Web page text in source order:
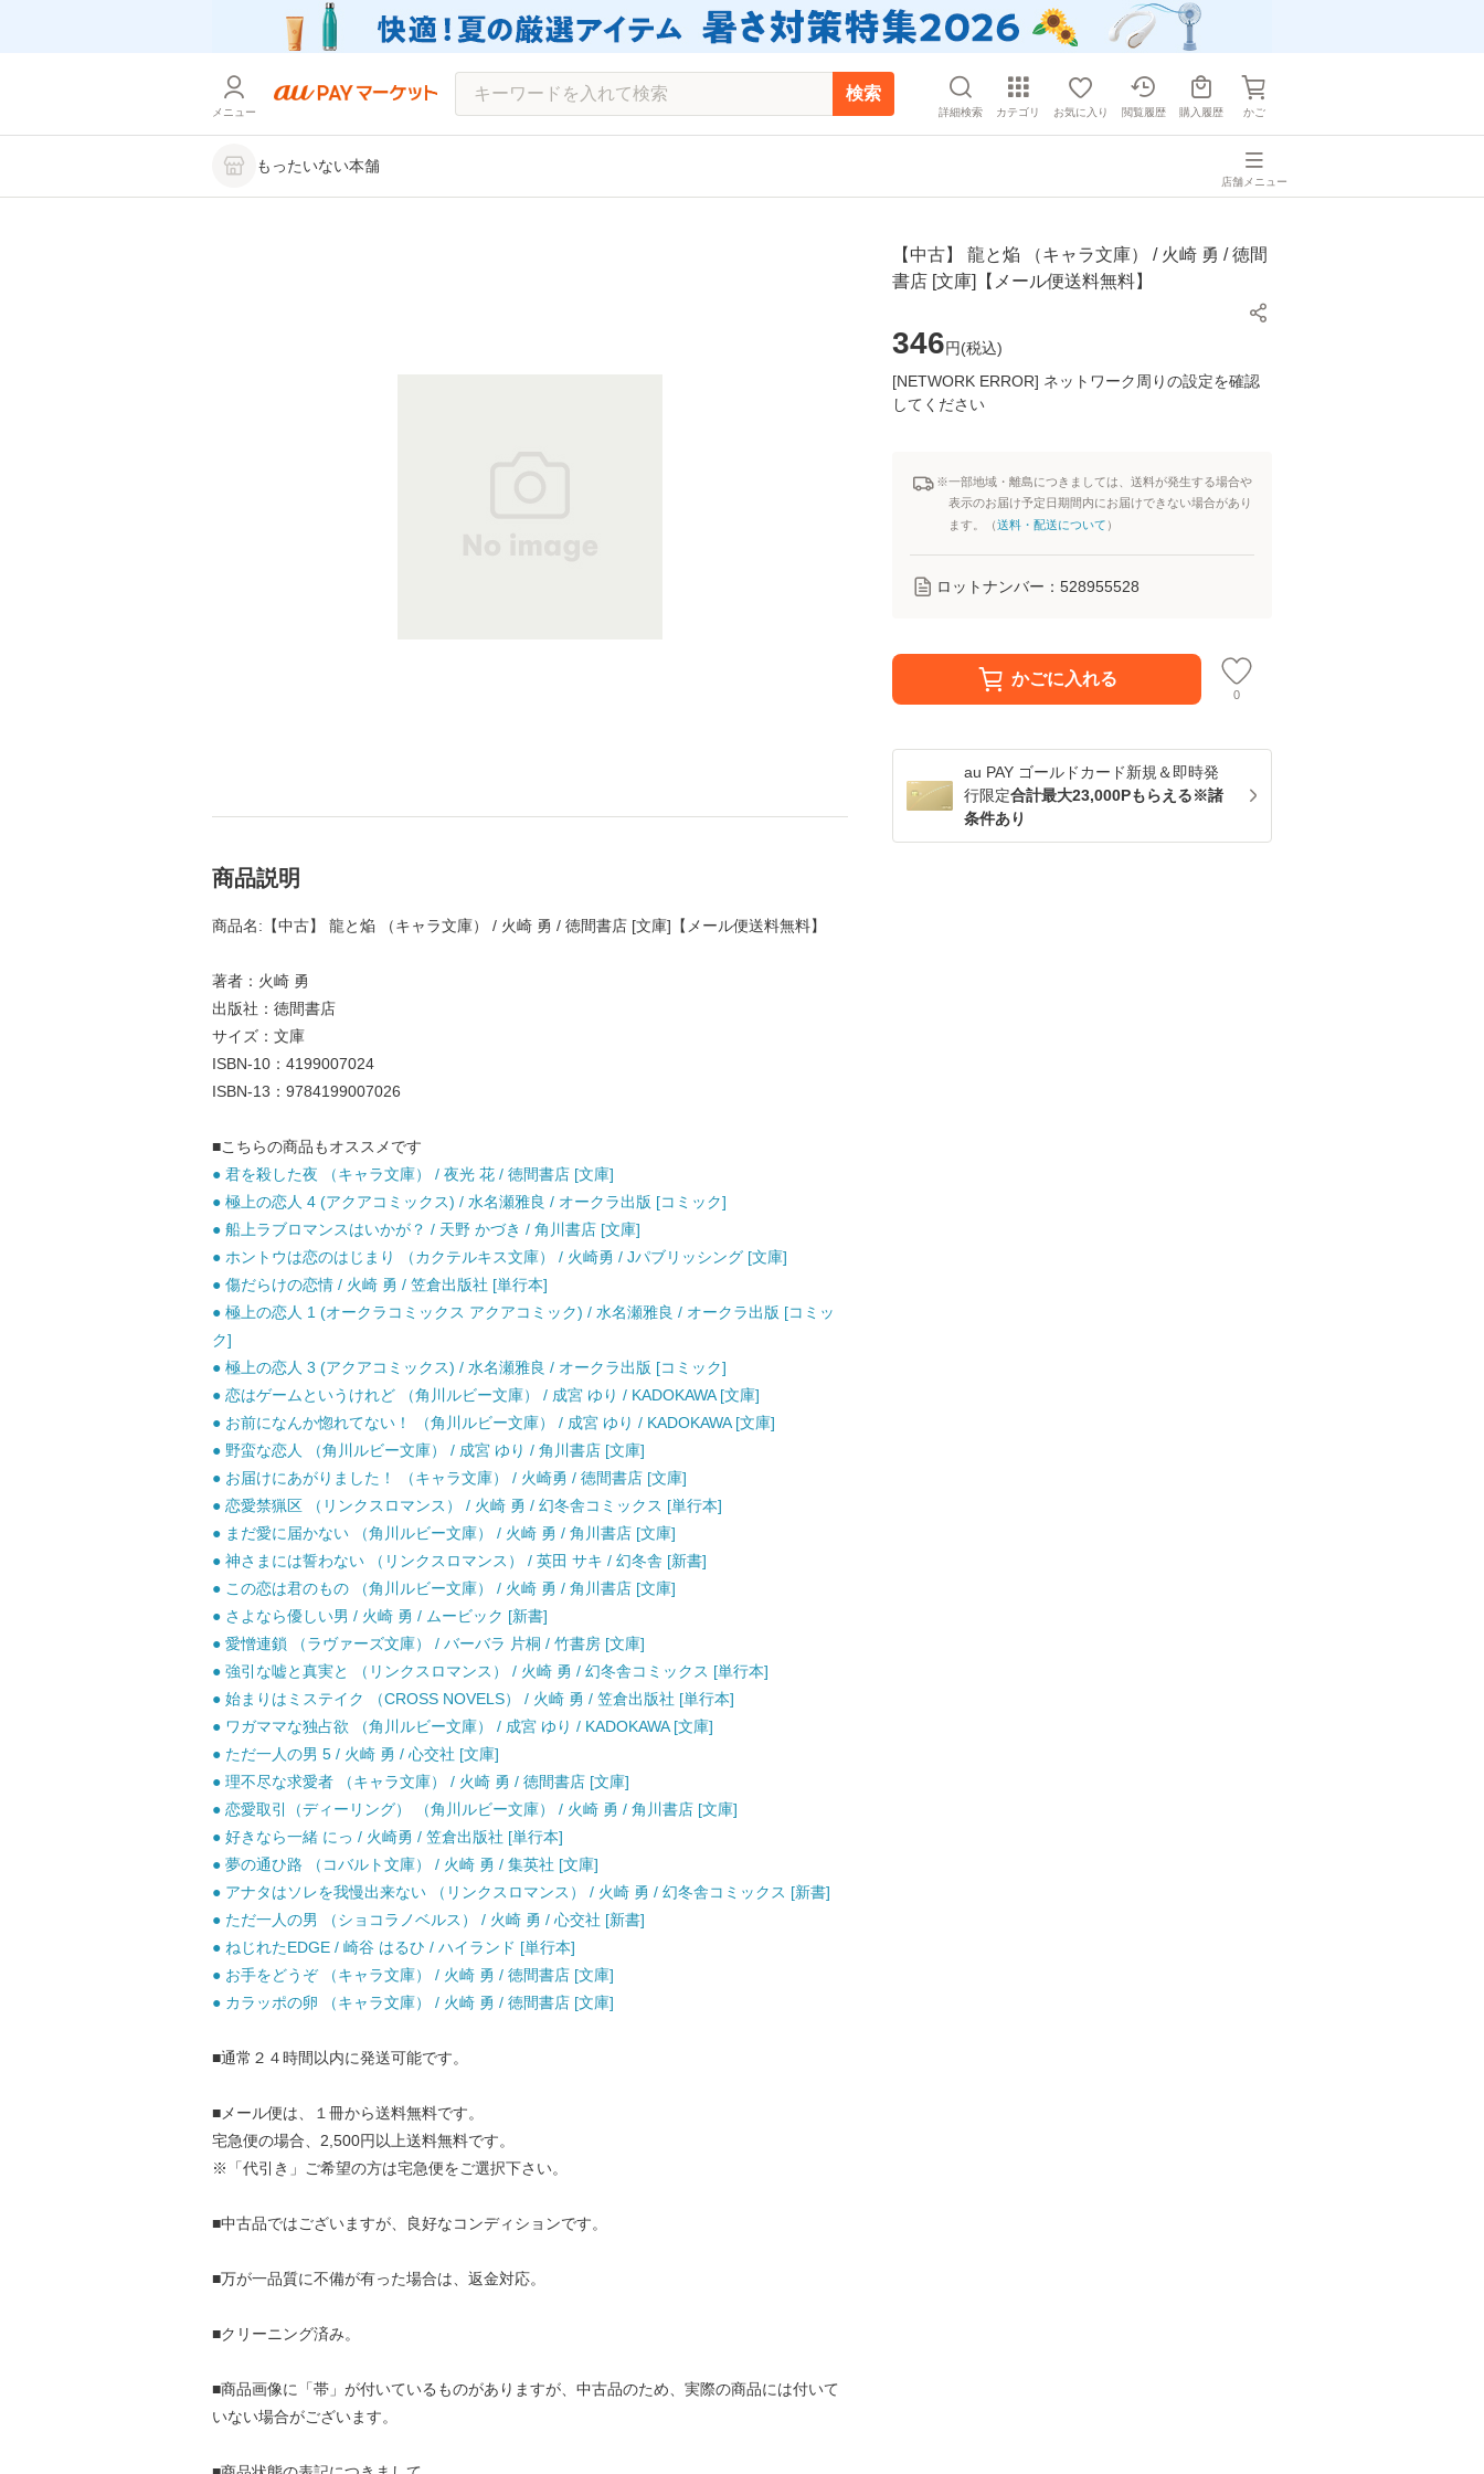
メニュー
検索
詳細検索 カテゴリ お気に入り 閲覧履歴 購入履歴 かご
もったいない本舗
店舗メニュー
【中古】 龍と焔 （キャラ文庫） / 火崎 勇 / 徳間
書店 [文庫]【メール便送料無料】
346円(税込)
[NETWORK ERROR] ネットワーク周りの設定を確認
してください
※一部地域・離島につきましては、送料が発生する場合や
表示のお届け予定日期間内にお届けできない場合があり
ます。（送料・配送について ）
ロットナンバー： 528955528
かごに入れる
0
au PAY ゴールドカード新規＆即時発
行限定合計最大23,000Pもらえる※諸
条件あり
商品説明
商品名:【中古】 龍と焔 （キャラ文庫） / 火崎 勇 / 徳間書店 [文庫]【メール便送料無料】
著者：火崎 勇
出版社：徳間書店
サイズ：文庫
ISBN-10：4199007024
ISBN-13：9784199007026
■こちらの商品もオススメです
● 君を殺した夜 （キャラ文庫） / 夜光 花 / 徳間書店 [文庫]
● 極上の恋人 4 (アクアコミックス) / 水名瀬雅良 / オークラ出版 [コミック]
● 船上ラブロマンスはいかが？ / 天野 かづき / 角川書店 [文庫]
● ホントウは恋のはじまり （カクテルキス文庫） / 火崎勇 / Jパブリッシング [文庫]
● 傷だらけの恋情 / 火崎 勇 / 笠倉出版社 [単行本]
● 極上の恋人 1 (オークラコミックス アクアコミック) / 水名瀬雅良 / オークラ出版 [コミッ
ク]
● 極上の恋人 3 (アクアコミックス) / 水名瀬雅良 / オークラ出版 [コミック]
● 恋はゲームというけれど （角川ルビー文庫） / 成宮 ゆり / KADOKAWA [文庫]
● お前になんか惚れてない！ （角川ルビー文庫） / 成宮 ゆり / KADOKAWA [文庫]
● 野蛮な恋人 （角川ルビー文庫） / 成宮 ゆり / 角川書店 [文庫]
● お届けにあがりました！ （キャラ文庫） / 火崎勇 / 徳間書店 [文庫]
● 恋愛禁猟区 （リンクスロマンス） / 火崎 勇 / 幻冬舎コミックス [単行本]
● まだ愛に届かない （角川ルビー文庫） / 火崎 勇 / 角川書店 [文庫]
● 神さまには誓わない （リンクスロマンス） / 英田 サキ / 幻冬舎 [新書]
● この恋は君のもの （角川ルビー文庫） / 火崎 勇 / 角川書店 [文庫]
● さよなら優しい男 / 火崎 勇 / ムービック [新書]
● 愛憎連鎖 （ラヴァーズ文庫） / バーバラ 片桐 / 竹書房 [文庫]
● 強引な嘘と真実と （リンクスロマンス） / 火崎 勇 / 幻冬舎コミックス [単行本]
● 始まりはミステイク （CROSS NOVELS） / 火崎 勇 / 笠倉出版社 [単行本]
● ワガママな独占欲 （角川ルビー文庫） / 成宮 ゆり / KADOKAWA [文庫]
● ただ一人の男 5 / 火崎 勇 / 心交社 [文庫]
● 理不尽な求愛者 （キャラ文庫） / 火崎 勇 / 徳間書店 [文庫]
● 恋愛取引（ディーリング） （角川ルビー文庫） / 火崎 勇 / 角川書店 [文庫]
● 好きなら一緒 にっ / 火崎勇 / 笠倉出版社 [単行本]
● 夢の通ひ路 （コバルト文庫） / 火崎 勇 / 集英社 [文庫]
● アナタはソレを我慢出来ない （リンクスロマンス） / 火崎 勇 / 幻冬舎コミックス [新書]
● ただ一人の男 （ショコラノベルス） / 火崎 勇 / 心交社 [新書]
● ねじれたEDGE / 崎谷 はるひ / ハイランド [単行本]
● お手をどうぞ （キャラ文庫） / 火崎 勇 / 徳間書店 [文庫]
● カラッポの卵 （キャラ文庫） / 火崎 勇 / 徳間書店 [文庫]
■通常２４時間以内に発送可能です。
■メール便は、１冊から送料無料です。
宅急便の場合、2,500円以上送料無料です。
※「代引き」ご希望の方は宅急便をご選択下さい。
■中古品ではございますが、良好なコンディションです。
■万が一品質に不備が有った場合は、返金対応。
■クリーニング済み。
■商品画像に「帯」が付いているものがありますが、中古品のため、実際の商品には付いて
いない場合がございます。